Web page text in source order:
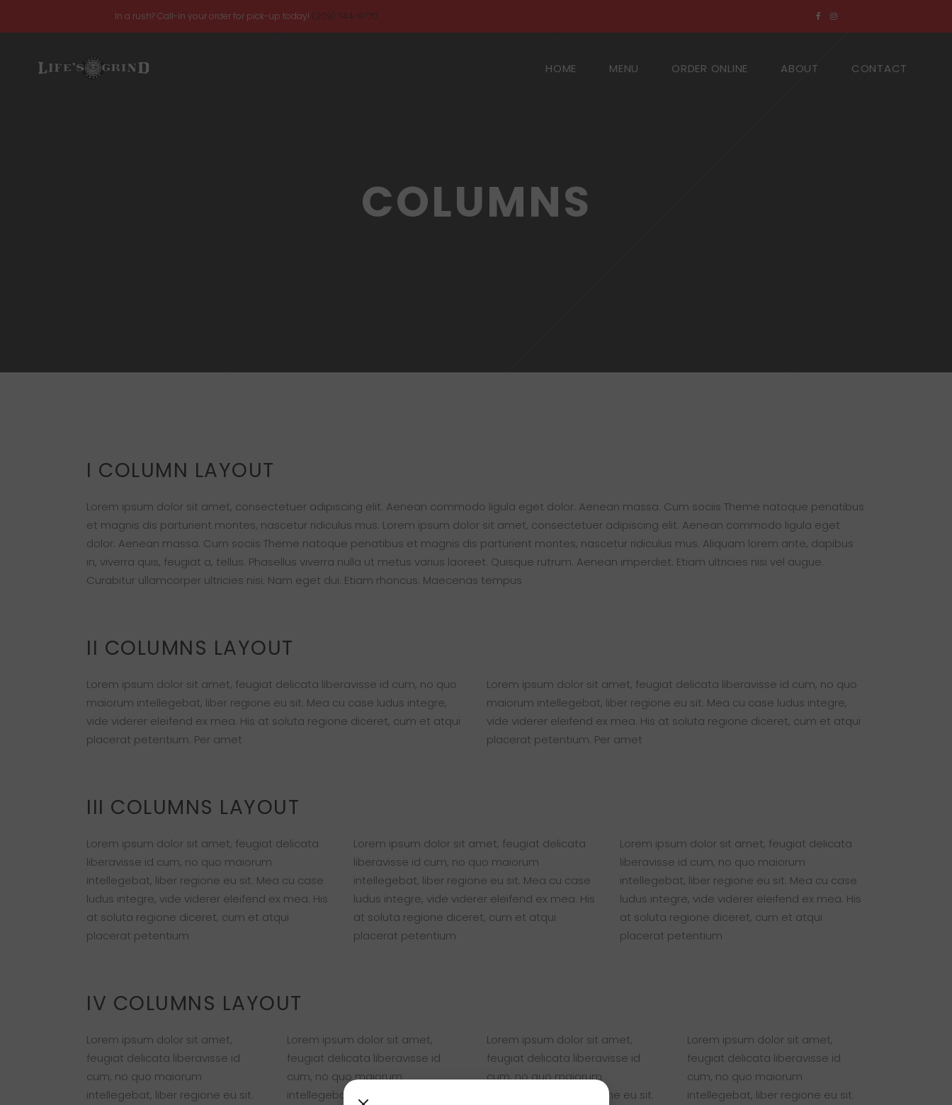
In a rush? Call-in your order for pick-up today! (209) 744-9770
HOME MENU ORDER ONLINE ABOUT CONTACT
COLUMNS
I COLUMN LAYOUT
Lorem ipsum dolor sit amet, consectetuer adipiscing elit. Aenean commodo ligula eget dolor. Aenean massa. Cum sociis Theme natoque penatibus
et magnis dis parturient montes, nascetur ridiculus mus. Lorem ipsum dolor sit amet, consectetuer adipiscing elit. Aenean commodo ligula eget
dolor. Aenean massa. Cum sociis Theme natoque penatibus et magnis dis parturient montes, nascetur ridiculus mus. Aliquam lorem ante, dapibus
in, viverra quis, feugiat a, tellus. Phasellus viverra nulla ut metus varius laoreet. Quisque rutrum. Aenean imperdiet. Etiam ultricies nisi vel augue.
Curabitur ullamcorper ultricies nisi. Nam eget dui. Etiam rhoncus. Maecenas tempus
II COLUMNS LAYOUT
Lorem ipsum dolor sit amet, feugiat delicata liberavisse id cum, no quo
maiorum intellegebat, liber regione eu sit. Mea cu case ludus integre,
vide viderer eleifend ex mea. His at soluta regione diceret, cum et atqui
placerat petentium. Per amet
Lorem ipsum dolor sit amet, feugiat delicata liberavisse id cum, no quo
maiorum intellegebat, liber regione eu sit. Mea cu case ludus integre,
vide viderer eleifend ex mea. His at soluta regione diceret, cum et atqui
placerat petentium. Per amet
III COLUMNS LAYOUT
Lorem ipsum dolor sit amet, feugiat delicata
liberavisse id cum, no quo maiorum
intellegebat, liber regione eu sit. Mea cu case
ludus integre, vide viderer eleifend ex mea. His
at soluta regione diceret, cum et atqui
placerat petentium
Lorem ipsum dolor sit amet, feugiat delicata
liberavisse id cum, no quo maiorum
intellegebat, liber regione eu sit. Mea cu case
ludus integre, vide viderer eleifend ex mea. His
at soluta regione diceret, cum et atqui
placerat petentium
Lorem ipsum dolor sit amet, feugiat delicata
liberavisse id cum, no quo maiorum
intellegebat, liber regione eu sit. Mea cu case
ludus integre, vide viderer eleifend ex mea. His
at soluta regione diceret, cum et atqui
placerat petentium
IV COLUMNS LAYOUT
Lorem ipsum dolor sit amet,
feugiat delicata liberavisse id
cum, no quo maiorum
intellegebat, liber regione eu sit.
Lorem ipsum dolor sit amet,
feugiat delicata liberavisse id
cum, no quo maiorum
intellegebat, liber regione eu sit.
Lorem ipsum dolor sit amet,
feugiat delicata liberavisse id
cum, no quo maiorum
intellegebat, liber regione eu sit.
Lorem ipsum dolor sit amet,
feugiat delicata liberavisse id
cum, no quo maiorum
intellegebat, liber regione eu sit.